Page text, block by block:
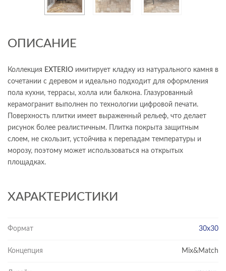
ОПИСАНИЕ
Коллекция EXTERIO имитирует кладку из натурального камня в
сочетании с деревом и идеально подходит для оформления
пола кухни, террасы, холла или балкона. Глазурованный
керамогранит выполнен по технологии цифровой печати.
Поверхность плитки имеет выраженный рельеф, что делает
рисунок более реалистичным. Плитка покрыта защитным
слоем, не скользит, устойчива к перепадам температуры и
морозу, поэтому может использоваться на открытых
площадках.
ХАРАКТЕРИСТИКИ
Формат 30x30
Концепция Mix&Match